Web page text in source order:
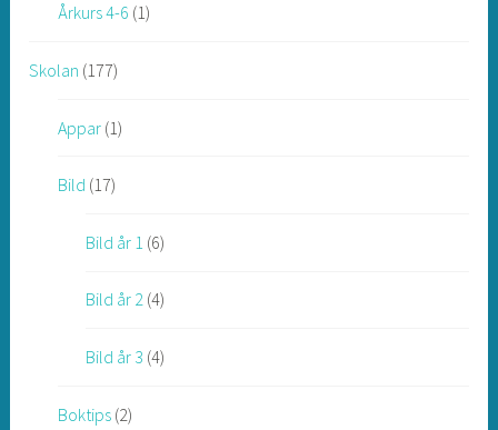
Årkurs 4-6 (1)
Skolan (177)
Appar(1)
Bild (17)
Bild år 1 (6)
Bild år 2 (4)
Bild år 3 (4)
Boktips(2)